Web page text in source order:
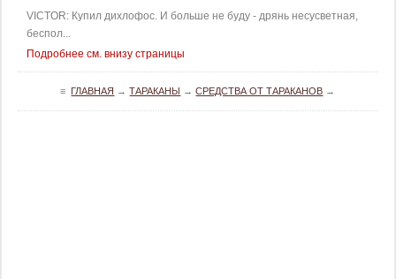
VICTOR: Купил дихлофос. И больше не буду - дрянь несусветная,
беспол...
Подробнее см. внизу страницы
≡ ГЛАВНАЯ →ТАРАКАНЫ →СРЕДСТВА ОТ ТАРАКАНОВ →